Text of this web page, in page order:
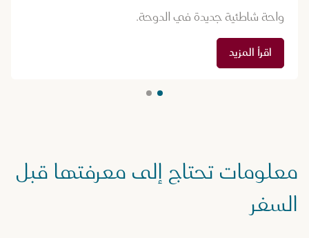
واحة شاطئية جديدة في الدوحة.
اقرأ المزيد
معلومات تحتاج إلى معرفتها قبل
السفر